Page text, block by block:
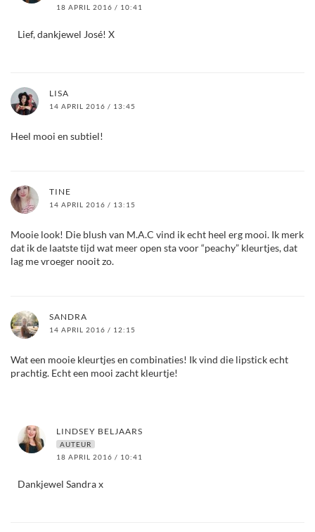
18 APRIL 2016 / 10:41
Lief, dankjewel José! X
LISA
14 APRIL 2016 / 13:45
Heel mooi en subtiel!
TINE
14 APRIL 2016 / 13:15
Mooie look! Die blush van M.A.C vind ik echt heel erg mooi. Ik merk
dat ik de laatste tijd wat meer open sta voor “peachy” kleurtjes, dat
lag me vroeger nooit zo.
SANDRA
14 APRIL 2016 / 12:15
Wat een mooie kleurtjes en combinaties! Ik vind die lipstick echt
prachtig. Echt een mooi zacht kleurtje!
LINDSEY BELJAARS
AUTEUR
18 APRIL 2016 / 10:41
Dankjewel Sandra x